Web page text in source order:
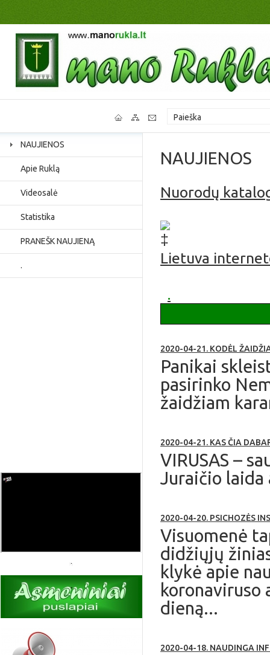
NAUJIENOS
Apie Ruklą
Videosalė
Statistika
PRANEŠK NAUJIENĄ
.
NAUJIENOS
Nuorodų
Lietuva
.
2020-04-21. KODĖL
Panikai
pasirinko
žaidžiam
2020-04-21. KAS ČIA
VIRUSAS –
Juraičio laida
2020-04-20. PSICHOZĖS
Visuomenė
didžiųjų
klykė apie
dieną...
2020-04-18. NAUDINGA